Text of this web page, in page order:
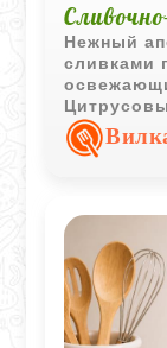
Нежный
сливками
а мягкая
свежими